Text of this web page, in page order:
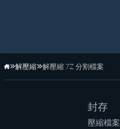
首頁
解壓縮 解壓縮 7Z 分割檔案
封存
壓縮檔案